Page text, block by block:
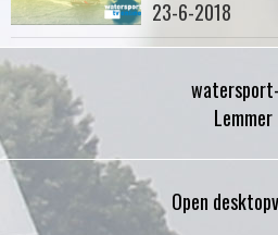
23-6-2018
Lemmer
Open